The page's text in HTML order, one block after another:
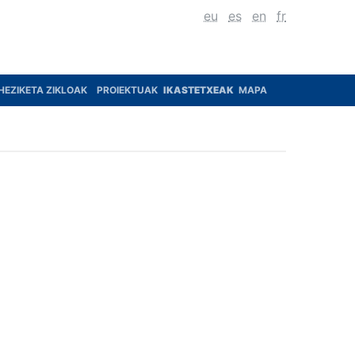
eu es en fr
ZIKLOAK PROIEKTUAK IKASTETXEAK MAPA